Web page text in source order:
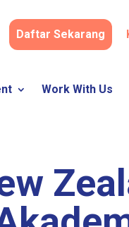
Daftar Sekarang
Work With Us